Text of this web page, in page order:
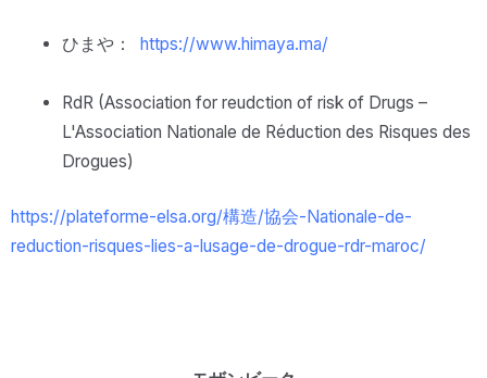
ひまや： https://www.himaya.ma/
RdR (Association for reudction of risk of Drugs –
L'Association Nationale de Réduction des Risques des
Drogues)
https://plateforme-elsa.org/構造/協会-Nationale-de-
reduction-risques-lies-a-lusage-de-drogue-rdr-maroc/